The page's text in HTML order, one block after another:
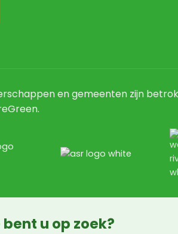
en gemeenten zijn
u op zoek?